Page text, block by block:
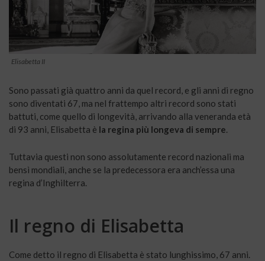
Elisabetta II
Sono passati già quattro anni da quel record, e gli anni di regno
sono diventati 67, ma nel frattempo altri record sono stati
battuti, come quello di longevità, arrivando alla veneranda età
di 93 anni, Elisabetta è la regina più longeva di sempre.
Tuttavia questi non sono assolutamente record nazionali ma
bensì mondiali, anche se la predecessora era anch’essa una
regina d’Inghilterra.
Il regno di Elisabetta
Come detto il regno di Elisabetta è stato lunghissimo, 67 anni.